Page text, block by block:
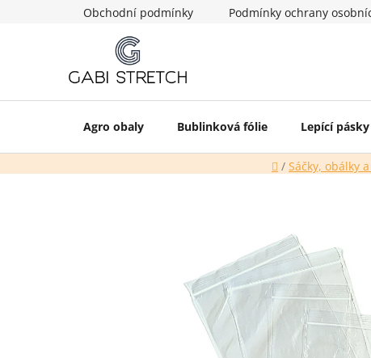
Obchodní podmínky Podmínky ochrany
Agro obaly Bublinková fólie Lepící pásky
Domů
/ Sáčky, obálky